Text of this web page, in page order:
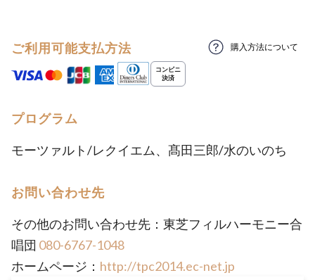
ご利用可能支払方法 購入方法について
プログラム
モーツァルト/レクイエム、髙田三郎/水のいのち
お問い合わせ先
その他のお問い合わせ先：東芝フィルハーモニー合
唱団 080-6767-1048
ホームページ： http://tpc2014.ec-net.jp